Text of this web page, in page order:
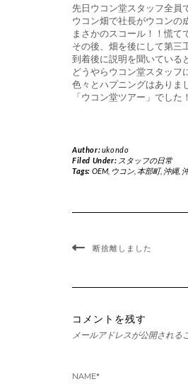
先日ウコン堂スタッフ全員
ウコン畑で社長がウコンの
まさかのスコール！！慌て
その後、畑を後にして第三
到着後に説明を聞いている
どうやらウコン堂スタッフ
色々とハプニングはありま
「ウコン堂ツアー」でした！
Author:ukondo
Filed Under: スタッフの日常
Tags: OEM, ウコン, 本部町, 沖縄,
断捨離しました
コメントを残す
メールアドレスが公開される
NAME*